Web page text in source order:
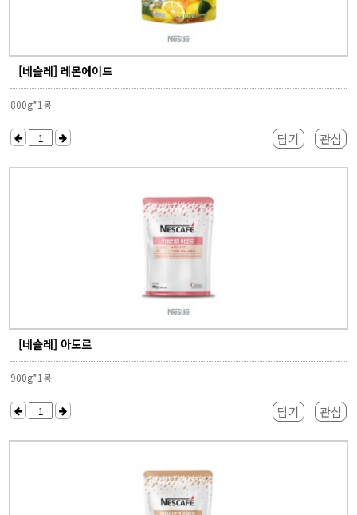
[네슬레] 레몬에이드
800g*1봉
담기 관심
[네슬레] 아도르
900g*1봉
담기 관심